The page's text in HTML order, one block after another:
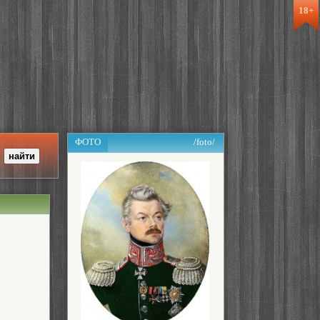
18+
ФОТО /foto/